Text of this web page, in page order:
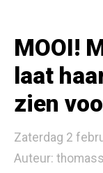
MOOI!
laat
zien
Zaterdag 2
Auteur: thomass